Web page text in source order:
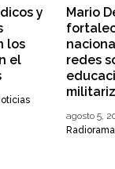
y
los
el
Mario
redes
agosto 5,
Radiorama